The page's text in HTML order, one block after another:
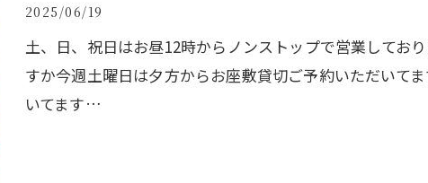
2025/06/19
土、日、祝日はお昼12時からノンストップで営業してお
すか今週土曜日は夕方からお座敷貸切ご予約いただいて
いてます…